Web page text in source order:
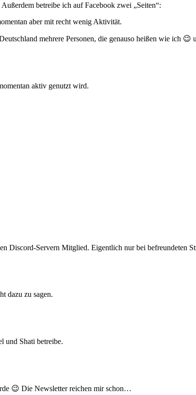
betreibe ich auf Facebook zwei „Seiten“:
aber mit recht wenig Aktivität.
mehrere Personen, die genauso heißen wie ich 😉
aktiv genutzt wird.
Discord-Servern Mitglied. Eigentlich nur bei befreundeten
dazu zu sagen.
und Shati betreibe.
😉 Die Newsletter reichen mir schon…